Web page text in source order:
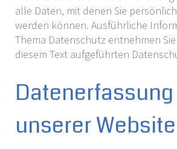
alle Daten, mit denen Sie
werden können. Ausführliche
Thema Datenschutz entnehmen
diesem Text aufgeführten
unserer Website